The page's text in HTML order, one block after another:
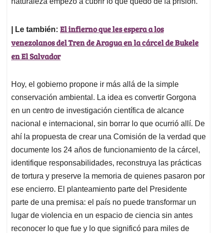
| Le también: El infierno que les espera a los
venezolanos del Tren de Aragua en la cárcel de Bukele
en El Salvador
Hoy, el gobierno propone ir más allá de la simple
conservación ambiental. La idea es convertir Gorgona
en un centro de investigación científica de alcance
nacional e internacional, sin borrar lo que ocurrió allí. De
ahí la propuesta de crear una Comisión de la verdad que
documente los 24 años de funcionamiento de la cárcel,
identifique responsabilidades, reconstruya las prácticas
de tortura y preserve la memoria de quienes pasaron por
ese encierro. El planteamiento parte del Presidente
parte de una premisa: el país no puede transformar un
lugar de violencia en un espacio de ciencia sin antes
reconocer lo que fue y lo que significó para miles de